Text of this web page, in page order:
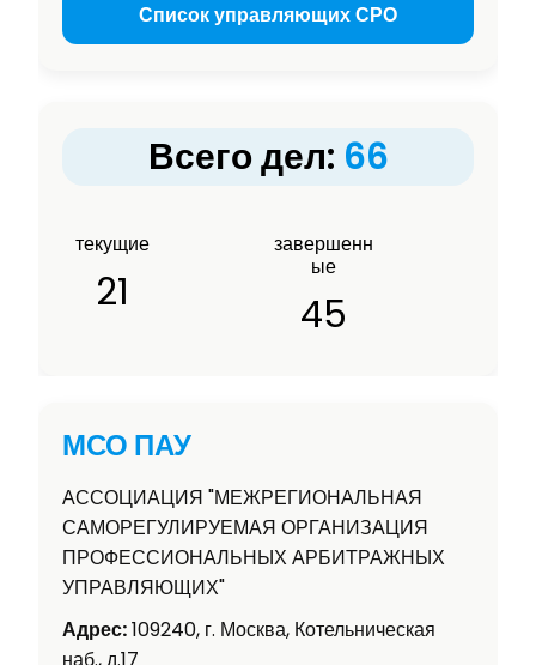
Список управляющих СРО
Всего дел: 66
текущие
21
завершенн
ые
45
МСО ПАУ
АССОЦИАЦИЯ "МЕЖРЕГИОНАЛЬНАЯ
САМОРЕГУЛИРУЕМАЯ ОРГАНИЗАЦИЯ
ПРОФЕССИОНАЛЬНЫХ АРБИТРАЖНЫХ
УПРАВЛЯЮЩИХ"
Адрес:109240, г. Москва, Котельническая